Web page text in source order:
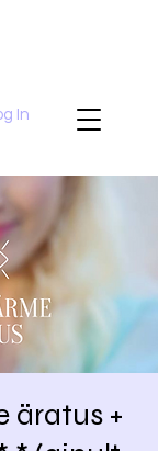
In
äratus +